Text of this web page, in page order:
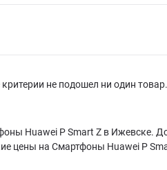
не подошел ни один
Huawei P Smart Z в Ижевске.
цены на Смартфоны Huawei P